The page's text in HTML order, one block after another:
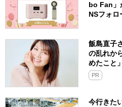
bo Fan」
NSフォロ
飯島直子
の乱れか
めたこと」
PR
今行きた